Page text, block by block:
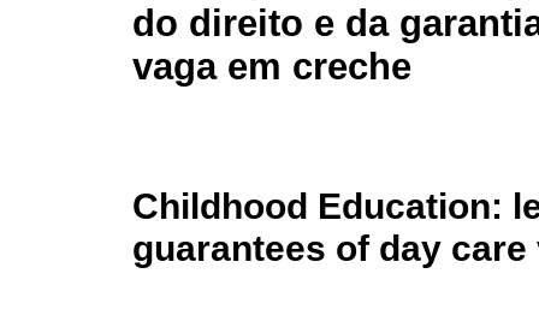
do direito e da
vaga em creche
Childhood Education:
guarantees of day